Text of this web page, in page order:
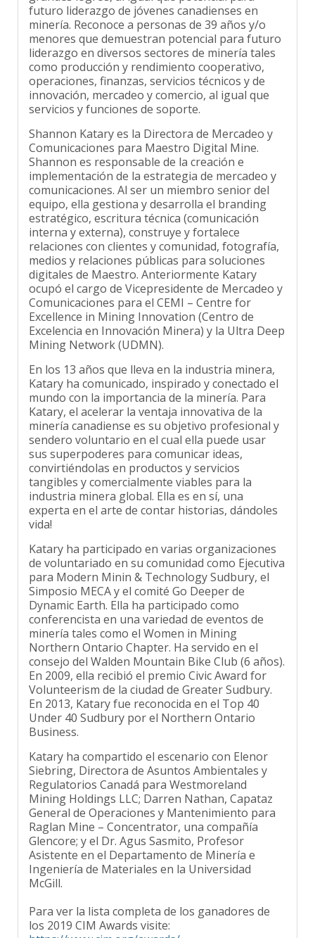
minería. Reconoce a personas de 39 años y/o
menores que demuestran potencial para futuro
liderazgo en diversos sectores de minería tales
como producción y rendimiento cooperativo,
operaciones, finanzas, servicios técnicos y de
innovación, mercadeo y comercio, al igual que
servicios y funciones de soporte.
Comunicaciones para Maestro Digital Mine.
Shannon es responsable de la creación e
implementación de la estrategia de mercadeo y
comunicaciones. Al ser un miembro senior del
equipo, ella gestiona y desarrolla el branding
estratégico, escritura técnica (comunicación
interna y externa), construye y fortalece
relaciones con clientes y comunidad, fotografía,
medios y relaciones públicas para soluciones
digitales de Maestro. Anteriormente Katary
ocupó el cargo de Vicepresidente de Mercadeo y
Comunicaciones para el CEMI – Centre for
Excellence in Mining Innovation (Centro de
Excelencia en Innovación Minera) y la Ultra Deep
Mining Network (UDMN).
Katary ha comunicado, inspirado y conectado el
mundo con la importancia de la minería. Para
Katary, el acelerar la ventaja innovativa de la
minería canadiense es su objetivo profesional y
sendero voluntario en el cual ella puede usar
sus superpoderes para comunicar ideas,
convirtiéndolas en productos y servicios
tangibles y comercialmente viables para la
industria minera global. Ella es en sí, una
experta en el arte de contar historias, dándoles
vida!
de voluntariado en su comunidad como Ejecutiva
para Modern Minin & Technology Sudbury, el
Simposio MECA y el comité Go Deeper de
Dynamic Earth. Ella ha participado como
conferencista en una variedad de eventos de
minería tales como el Women in Mining
Northern Ontario Chapter. Ha servido en el
consejo del Walden Mountain Bike Club (6 años).
En 2009, ella recibió el premio Civic Award for
Volunteerism de la ciudad de Greater Sudbury.
En 2013, Katary fue reconocida en el Top 40
Under 40 Sudbury por el Northern Ontario
Business.
Siebring, Directora de Asuntos Ambientales y
Regulatorios Canadá para Westmoreland
Mining Holdings LLC; Darren Nathan, Capataz
General de Operaciones y Mantenimiento para
Raglan Mine – Concentrator, una compañía
Glencore; y el Dr. Agus Sasmito, Profesor
Asistente en el Departamento de Minería e
Ingeniería de Materiales en la Universidad
McGill.
los 2019 CIM Awards visite:
https://www.cim.org/awards/